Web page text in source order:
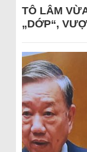
TÔ LÂM
„DỚP“,